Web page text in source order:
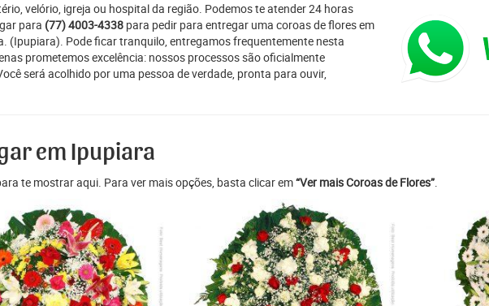
velório, igreja ou hospital da região. Podemos te atender 24 horas
para (77) 4003-4338 para pedir para entregar uma coroas de flores em
(Ipupiara). Pode ficar tranquilo, entregamos frequentemente nesta
prometemos excelência: nossos processos são oficialmente
será acolhido por uma pessoa de verdade, pronta para ouvir,
em Ipupiara
te mostrar aqui. Para ver mais opções, basta clicar em“Ver mais Coroas de Flores”.